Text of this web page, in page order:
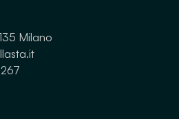
Milano